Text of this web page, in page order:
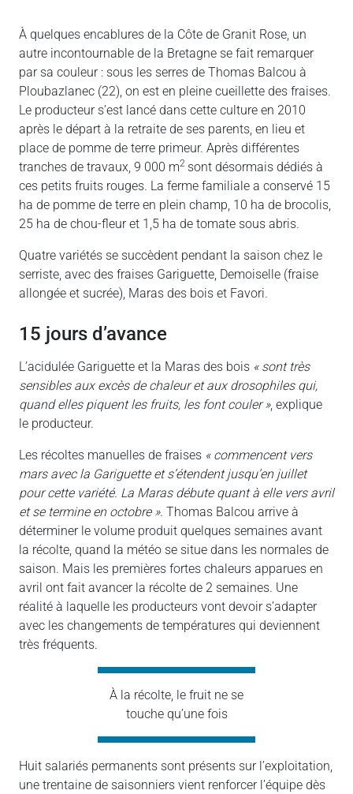
À quelques encablures de la Côte de Granit Rose, un
autre incontournable de la Bretagne se fait remarquer
par sa couleur : sous les serres de Thomas Balcou à
Ploubazlanec (22), on est en pleine cueillette des fraises.
Le producteur s’est lancé dans cette culture en 2010
après le départ à la retraite de ses parents, en lieu et
place de pomme de terre primeur. Après différentes
tranches de travaux, 9 000 m2 sont désormais dédiés à
ces petits fruits rouges. La ferme familiale a conservé 15
ha de pomme de terre en plein champ, 10 ha de brocolis,
25 ha de chou-fleur et 1,5 ha de tomate sous abris.
Quatre variétés se succèdent pendant la saison chez le
serriste, avec des fraises Gariguette, Demoiselle (fraise
allongée et sucrée), Maras des bois et Favori.
15 jours d’avance
L’acidulée Gariguette et la Maras des bois « sont très
sensibles aux excès de chaleur et aux drosophiles qui,
quand elles piquent les fruits, les font couler », explique
le producteur.
Les récoltes manuelles de fraises « commencent vers
mars avec la Gariguette et s’étendent jusqu’en juillet
pour cette variété. La Maras débute quant à elle vers avril
et se termine en octobre ». Thomas Balcou arrive à
déterminer le volume produit quelques semaines avant
la récolte, quand la météo se situe dans les normales de
saison. Mais les premières fortes chaleurs apparues en
avril ont fait avancer la récolte de 2 semaines. Une
réalité à laquelle les producteurs vont devoir s’adapter
avec les changements de températures qui deviennent
très fréquents.
À la récolte, le fruit ne se
touche qu’une fois
Huit salariés permanents sont présents sur l’exploitation,
une trentaine de saisonniers vient renforcer l’équipe dès